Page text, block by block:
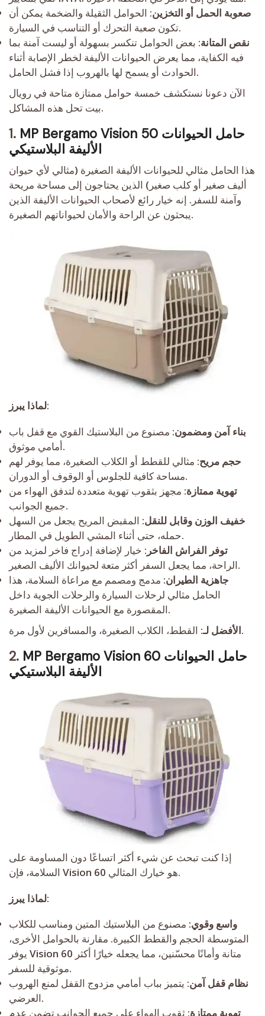
صعوبة الحمل أو التخزين: الحوامل الثقيلة والضخمة يمكن أن
تكون صعبة التحرك أو التناسب في السيارة.
نقص المتانة: بعض الحوامل تنكسر بسهولة أو ليست آمنة بما
فيه الكفاية، مما يعرض الحيوانات الأليفة لخطر الإصابة أثناء
الحوادث أو يسمح لها بالهروب إذا فشل الحامل.
الآن دعونا نستكشف خمسة حوامل ممتازة متاحة في رويال
بيت تحل هذه المشاكل.
1. MP Bergamo Vision 50 حامل الحيوانات
الأليفة البلاستيكي
هذا الحامل مثالي للحيوانات الأليفة الصغيرة (مثالي لأي حيوان
أليف صغير أو كلب صغير) الذين يحتاجون إلى مساحة مريحة
وآمنة للسفر. إنه خيار رائع لأصحاب الحيوانات الأليفة الذين
يبحثون عن الراحة والأمان لحيواناتهم الصغيرة.
لماذا يبرز:
بناء آمن ومضمون: مصنوع من البلاستيك القوي مع قفل باب
أمامي موثوق.
حجم مريح: مثالي للقطط أو الكلاب الصغيرة، مما يوفر لهم
مساحة كافية للجلوس أو الوقوف أو الدوران.
تهوية ممتازة: مجهز بثقوب تهوية متعددة لتدفق الهواء من
جميع الجوانب.
خفيف الوزن وقابل للنقل: المقبض المريح يجعل من السهل
حمله، حتى أثناء المشي الطويل في المطار.
توفر الفراش الفاخر : خيار لإضافة إدراج فاخر لمزيد من
الراحة، مما يجعل السفر أكثر متعة لحيوانك الأليف الصغير.
جاهزية الطيران: مدمج ومصمم مع مراعاة السلامة، هذا
الحامل مثالي لرحلات السيارة والرحلات الجوية داخل
المقصورة مع الحيوانات الأليفة الصغيرة.
الأفضل لـ: القطط، الكلاب الصغيرة، والمسافرين لأول مرة.
2. MP Bergamo Vision 60 حامل الحيوانات
الأليفة البلاستيكي
إذا كنت تبحث عن شيء أكثر اتساعًا دون المساومة على
السلامة، فإن Vision 60 هو خيارك المثالي.
لماذا يبرز:
واسع وقوي: مصنوع من البلاستيك المتين ومناسب للكلاب
المتوسطة الحجم والقطط الكبيرة. مقارنة بالحوامل الأخرى،
يوفر Vision 60 متانة وأمانًا محسّنين، مما يجعله خيارًا أكثر
موثوقية للسفر.
نظام قفل آمن: يتميز بباب أمامي مزدوج القفل لمنع الهروب
العرضي.
تهوية ممتازة: ثقوب الهواء على جميع الجوانب تضمن عدم